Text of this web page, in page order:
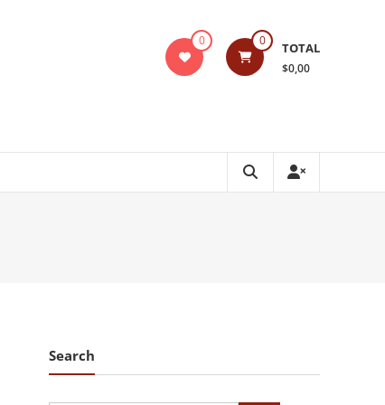
0 0 TOTAL
$0,00
Search